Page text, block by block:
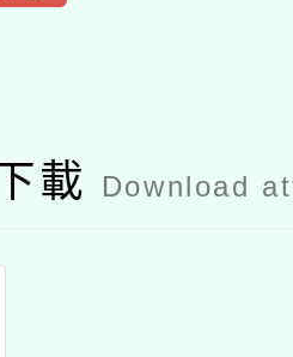
載 Download